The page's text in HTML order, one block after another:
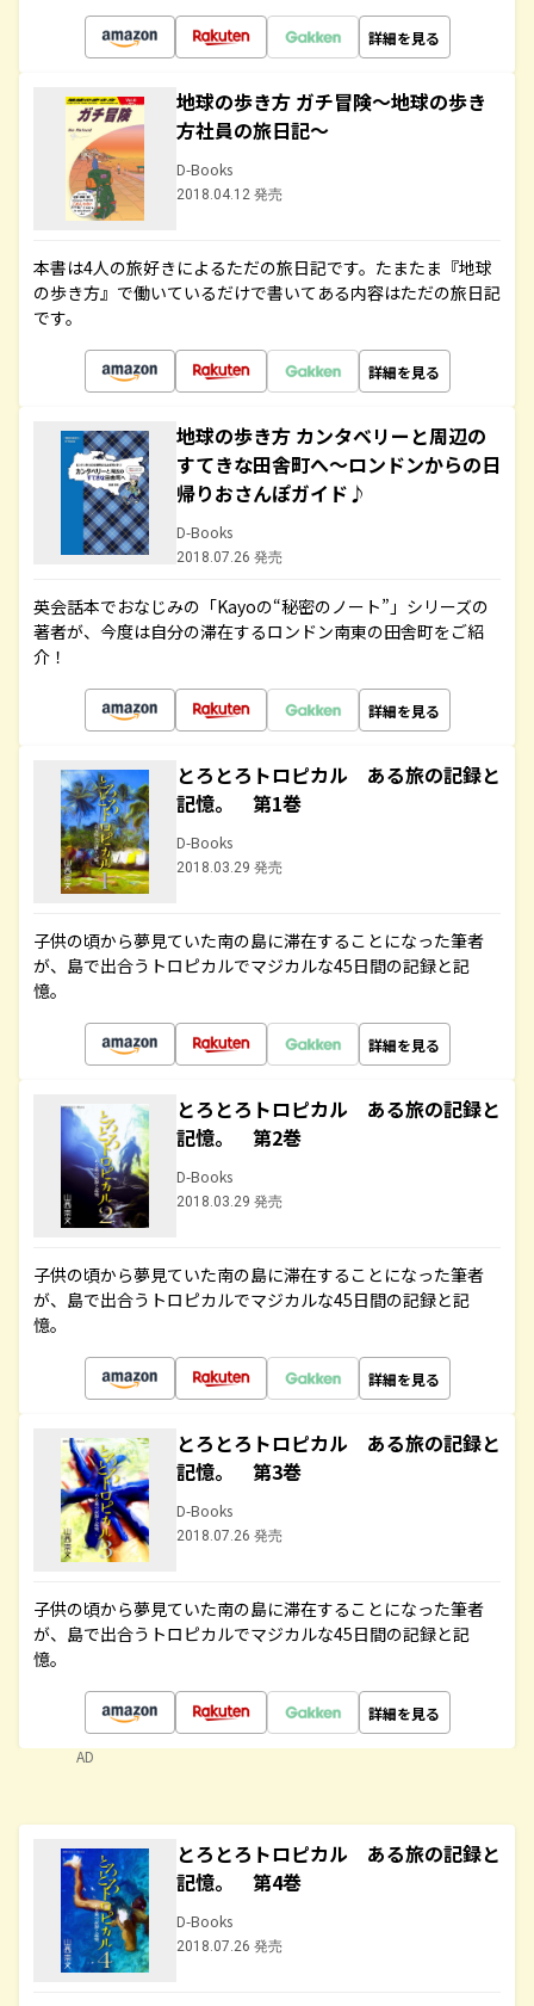
詳細を見る
地球の歩き方 ガチ冒険～地球の歩き
方社員の旅日記～
D-Books
2018.04.12 発売
本書は4人の旅好きによるただの旅日記です。たまたま『地球
の歩き方』で働いているだけで書いてある内容はただの旅日記
です。
詳細を見る
地球の歩き方 カンタベリーと周辺の
すてきな田舎町へ～ロンドンからの日
帰りおさんぽガイド♪
D-Books
2018.07.26 発売
英会話本でおなじみの「Kayoの“秘密のノート”」シリーズの
著者が、今度は自分の滞在するロンドン南東の田舎町をご紹
介！
詳細を見る
とろとろトロピカル ある旅の記録と
記憶。 第1巻
D-Books
2018.03.29 発売
子供の頃から夢見ていた南の島に滞在することになった筆者
が、島で出合うトロピカルでマジカルな45日間の記録と記
憶。
詳細を見る
とろとろトロピカル ある旅の記録と
記憶。 第2巻
D-Books
2018.03.29 発売
子供の頃から夢見ていた南の島に滞在することになった筆者
が、島で出合うトロピカルでマジカルな45日間の記録と記
憶。
詳細を見る
とろとろトロピカル ある旅の記録と
記憶。 第3巻
D-Books
2018.07.26 発売
子供の頃から夢見ていた南の島に滞在することになった筆者
が、島で出合うトロピカルでマジカルな45日間の記録と記
憶。
詳細を見る
AD
とろとろトロピカル ある旅の記録と
記憶。 第4巻
D-Books
2018.07.26 発売